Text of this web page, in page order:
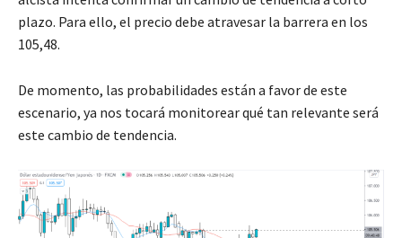
plazo. Para ello, el precio debe atravesar la barrera en los
105,48.
De momento, las probabilidades están a favor de este
escenario, ya nos tocará monitorear qué tan relevante será
este cambio de tendencia.